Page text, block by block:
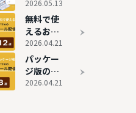
ムの費用
相場は？
料金比較
で安いお
すすめ9
選も紹介
2026.05.13
無料で使
えるおす
すめメー
ル配信シ
ステム11
選徹底比
2026.04.21
パッケー
ジ版のお
すすめメ
2026.04.21